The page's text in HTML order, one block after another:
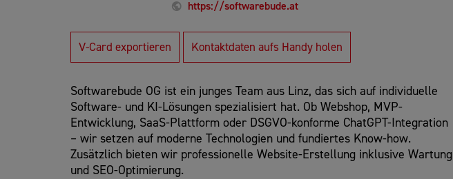
https://softwarebude.at
V-Card exportieren Kontaktdaten aufs Handy holen
Softwarebude OG ist ein junges Team aus Linz, das sich auf individuelle
Software- und KI-Lösungen spezialisiert hat. Ob Webshop, MVP-
Entwicklung, SaaS-Plattform oder DSGVO-konforme ChatGPT-Integration
– wir setzen auf moderne Technologien und fundiertes Know-how.
Zusätzlich bieten wir professionelle Website-Erstellung inklusive Wartung
und SEO-Optimierung.